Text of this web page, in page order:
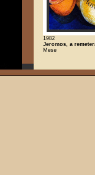
1982
Jeromos, a
Mese